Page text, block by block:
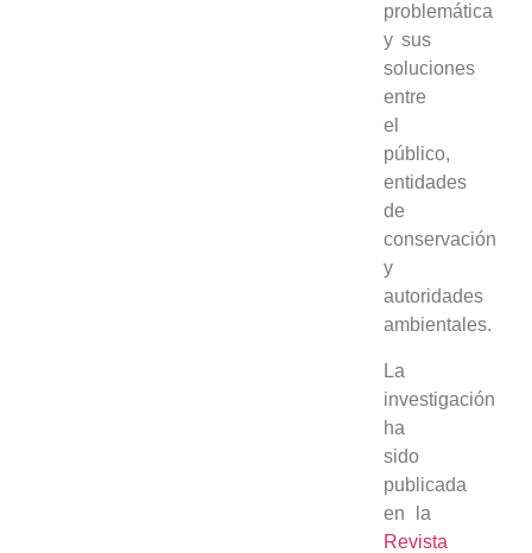
problemática
y sus
soluciones
entre
el
público,
entidades
de
conservación
y
autoridades
ambientales.
La
investigación
ha
sido
publicada
en la
Revista